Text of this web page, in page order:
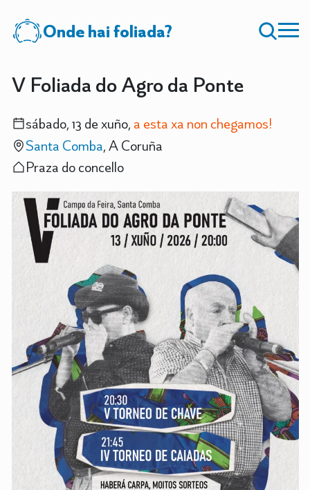
Onde hai foliada?
V Foliada do Agro da Ponte
sábado, 13 de xuño, a esta xa non chegamos!
Santa Comba, A Coruña
Praza do concello